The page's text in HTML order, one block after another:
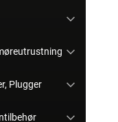
Plugger